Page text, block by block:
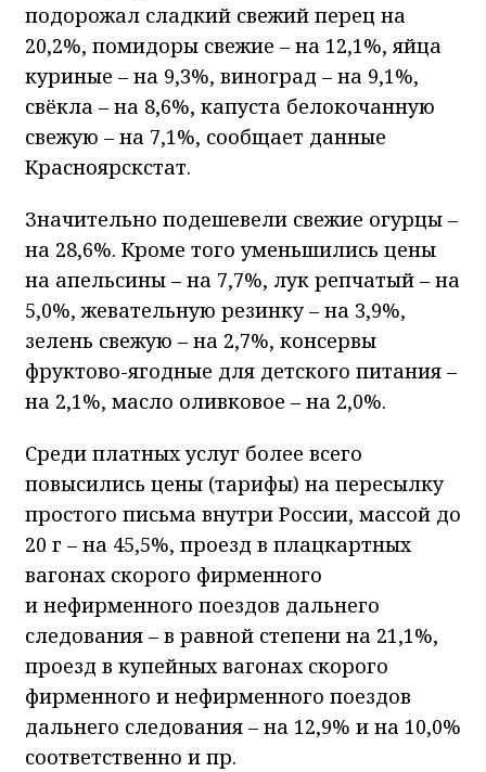
подорожал сладкий свежий перец на
20,2%, помидоры свежие – на 12,1%, яйца
куриные – на 9,3%, виноград – на 9,1%,
свёкла – на 8,6%, капуста белокочанную
свежую – на 7,1%, сообщает данные
Красноярскстат.
Значительно подешевели свежие огурцы –
на 28,6%. Кроме того уменьшились цены
на апельсины – на 7,7%, лук репчатый – на
5,0%, жевательную резинку – на 3,9%,
зелень свежую – на 2,7%, консервы
фруктово-ягодные для детского питания –
на 2,1%, масло оливковое – на 2,0%.
Среди платных услуг более всего
повысились цены (тарифы) на пересылку
простого письма внутри России, массой до
20 г – на 45,5%, проезд в плацкартных
вагонах скорого фирменного
и нефирменного поездов дальнего
следования – в равной степени на 21,1%,
проезд в купейных вагонах скорого
фирменного и нефирменного поездов
дальнего следования – на 12,9% и на 10,0%
соответственно и пр.